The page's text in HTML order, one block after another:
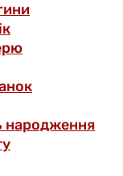
народження